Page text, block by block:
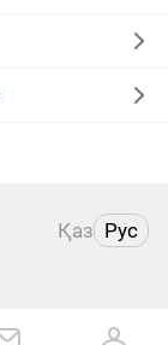
Қаз Рус